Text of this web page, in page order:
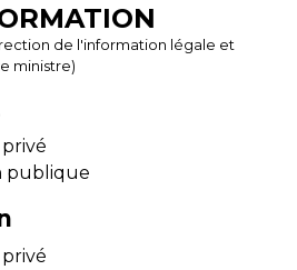
de l'information légale et
ministre)
publique